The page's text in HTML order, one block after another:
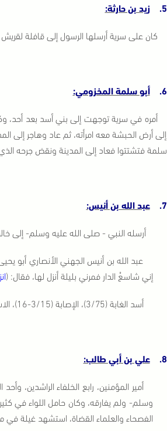
5. زيد بن حارثة:
كان على سرية أرسلها الرسول إلى قافلة لقريش
6. أبو سلمة المخزومي:
إلى أرض الحبشة معه امرأته، ثم عاد وهاجر إلى
سلمة فتشتتوا فعاد إلى المدينة ونقض جرحه الذي جرحه بأحد
7. عبد الله بن أنيس:
أرسله النبي - صلى الله عليه وسلم- إلى خالد بن
عبد الله بن أنيس الجهني الأنصاري أبو
إني شاسعُ الدار فمرني بليلة أنزل لها، فقال: (
أسد الغابة (3/75)، الإصابة (3/15-16)، الاستيعاب مع الإصابة (3/109-110).
8. علي بن أبي طالب:
أمير المؤمنين، رابع الخلفاء
وسلم- ولم يفارقه، وكان حامل اللواء في
الفصحاء والعلماء القضاة، استشهد غيلة في مؤامرة 17 رمضان المشهورة.